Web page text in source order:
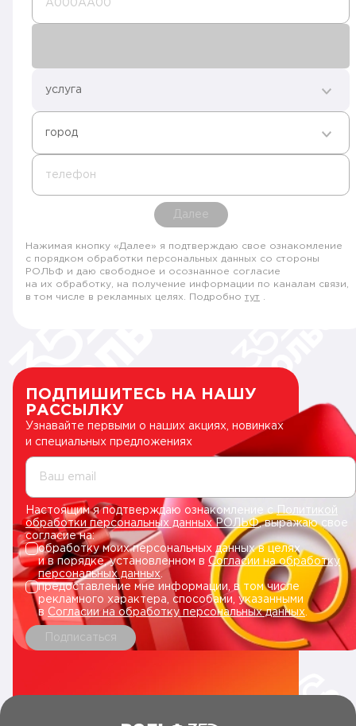
А000AA00
услуга
город
телефон
Далее
Нажимая кнопку «Далее» я подтверждаю свое ознакомление
с порядком обработки персональных данных со стороны
РОЛЬФ и даю свободное и осознанное согласие
на их обработку, на получение информации по каналам связи,
в том числе в рекламных целях. Подробно тут
ПОДПИШИТЕСЬ НА НАШУ
РАССЫЛКУ
Узнавайте первыми о наших акциях, новинках
и специальных предложениях
Ваш email
Настоящим я подтверждаю ознакомление сПолитикой
обработки персональных данных РОЛЬФ, выражаю свое
согласие на:
обработку моих персональных данных в целях
и в порядке, установленном в Согласии на обработку
персональных данных.
предоставление мне информации, в том числе
рекламного характера, способами, указанными
в Согласии на обработку персональных данных
Подписаться